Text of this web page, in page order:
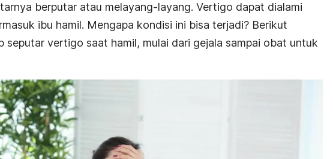
berputar atau melayang-layang. Vertigo dapat dialami
ibu hamil. Mengapa kondisi ini bisa terjadi? Berikut
seputar vertigo saat hamil, mulai dari gejala sampai obat untuk